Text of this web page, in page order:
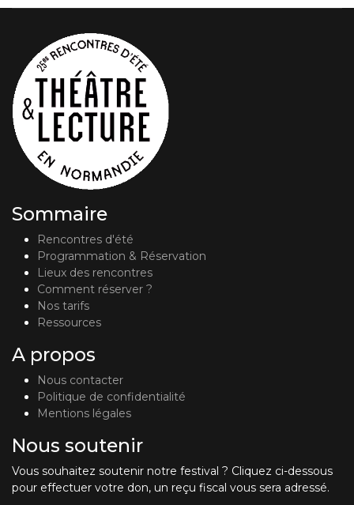
Sommaire
Rencontres d'été
Programmation & Réservation
Lieux des rencontres
Comment réserver ?
Nos tarifs
Ressources
A propos
Nous contacter
Politique de confidentialité
Mentions légales
Nous soutenir
Vous souhaitez soutenir notre festival ? Cliquez ci-dessous
pour effectuer votre don, un reçu fiscal vous sera adressé.